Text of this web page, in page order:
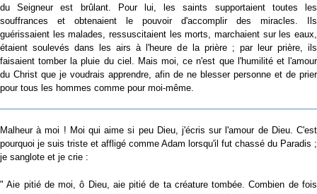
du Seigneur est brûlant. Pour lui, les saints supportaient toutes les
souffrances et obtenaient le pouvoir d'accomplir des miracles. Ils
guérissaient les malades, ressuscitaient les morts, marchaient sur les eaux,
étaient soulevés dans les airs à l'heure de la prière ; par leur prière, ils
faisaient tomber la pluie du ciel. Mais moi, ce n'est que l'humilité et l'amour
du Christ que je voudrais apprendre, afin de ne blesser personne et de prier
pour tous les hommes comme pour moi-même.
Malheur à moi ! Moi qui aime si peu Dieu, j'écris sur l'amour de Dieu. C'est
pourquoi je suis triste et affligé comme Adam lorsqu'il fut chassé du Paradis ;
je sanglote et je crie :
" Aie pitié de moi, ô Dieu, aie pitié de ta créature tombée. Combien de fois